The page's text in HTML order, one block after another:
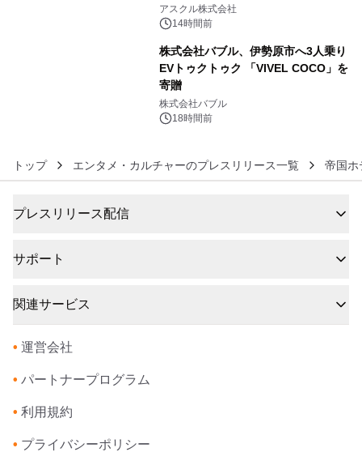
アスクル株式会社
14時間前
株式会社バブル、伊勢原市へ3人乗り
EVトゥクトゥク 「VIVEL COCO」を
寄贈
株式会社バブル
18時間前
トップ エンタメ・カルチャーのプレスリリース一覧 帝国ホ
プレスリリース配信
サポート
関連サービス
• 運営会社
• パートナープログラム
• 利用規約
• プライバシーポリシー